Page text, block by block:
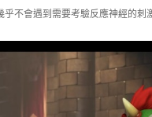
乎不會遇到需要考驗反應神經的刺